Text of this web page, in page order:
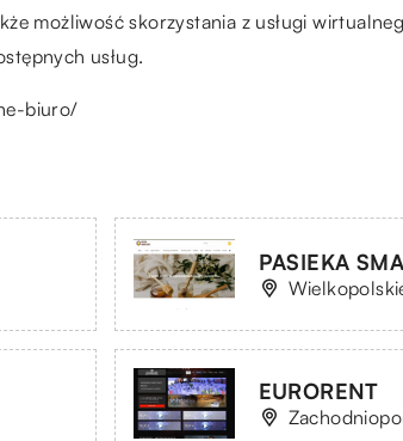
możliwość skorzystania z usługi
usług.
biuro/
PASIEKA
EURORENT